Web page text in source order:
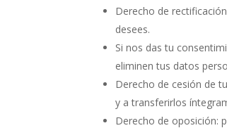
Derecho de
desees.
Si nos das tu
eliminen tus datos
Derecho de cesión de
y a transferirlos
Derecho de oposición: